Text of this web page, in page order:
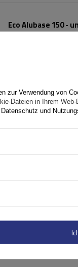
Eco Alubase 150 -
Aluminium-
zur Verwendung von
Dateien in Ihrem
Datenschutz und